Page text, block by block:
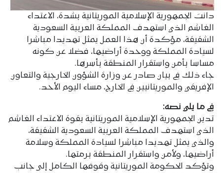
دانت الجمهورية الإسلامية الموريتانية بشدة، الاعتداء
الغاشم الذي استهدف المملكة العربية السعودية
الشقيقة، مؤكدة أن هذا العمل يمثل تهديدا مباشرا
لسيادة المملكة ووحدة أراضيها، فضلا عن كونه
مساسا بأمن واستقرار المنطقة بأسرها.
جاء ذلك في بيان صادر عن وزارة الشؤون الخارجية والتعاون
الإفريقي والموريتانيين في الخارج، مساء اليوم الأحد.
في ما يلي نصه:
تدين الجمهورية الإسلامية الموريتانية بقوة الاعتداء الغاشم
الذي استهدف المملكة العربية السعودية الشقيقة،
والذي يمثل تهديدا مباشرا لسيادة المملكة وسلامة
أراضيها، ولأمن واستقرار المنطقة برمتها.
وتؤكد الحكومة الموريتانية وقوفها الكامل إلى جانب